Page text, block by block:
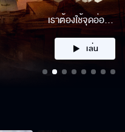
พวกมันมากันแล้ว
เล่น